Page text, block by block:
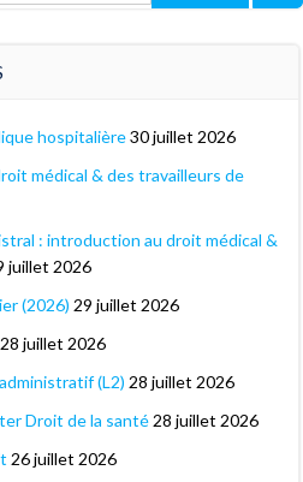
hospitalière30 juillet 2026
médical & des travailleurs de
: introduction au droit médical &
juillet 2026
(2026) 29 juillet 2026
28 juillet 2026
(L2) 28 juillet 2026
Droit de la santé 28 juillet 2026
26 juillet 2026